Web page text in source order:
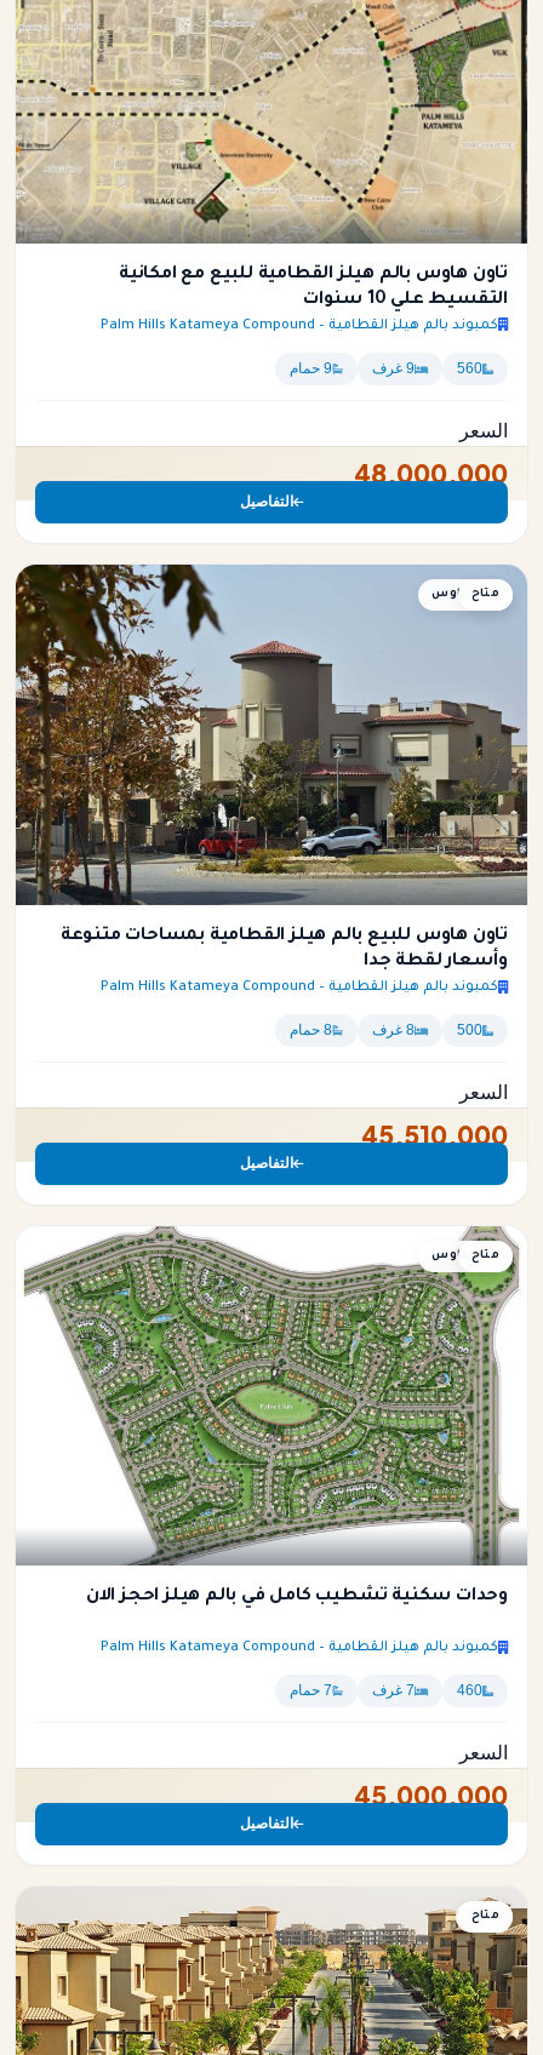
تاون هاوس بالم هيلز القطامية للبيع مع امكانية
التقسيط علي 10 سنوات
كمبوند بالم هيلز القطامية – Palm Hills Katameya Compound
560 9 غرف 9 حمام
السعر
48,000,000
التفاصيل
تاون هاوس
متاح
تاون هاوس للبيع بالم هيلز القطامية بمساحات متنوعة
وأسعار لقطة جدا
كمبوند بالم هيلز القطامية – Palm Hills Katameya Compound
500 8 غرف 8 حمام
السعر
45,510,000
التفاصيل
تاون هاوس
متاح
وحدات سكنية تشطيب كامل في بالم هيلز احجز الان
كمبوند بالم هيلز القطامية – Palm Hills Katameya Compound
460 7 غرف 7 حمام
السعر
45,000,000
التفاصيل
شقة
متاح